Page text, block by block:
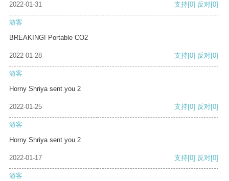
2022-01-31 支持[0] 反对[0]
游客
BREAKING! Portable CO2
2022-01-28 支持[0] 反对[0]
游客
Horny Shriya sent you 2
2022-01-25 支持[0] 反对[0]
游客
Horny Shriya sent you 2
2022-01-17 支持[0] 反对[0]
游客